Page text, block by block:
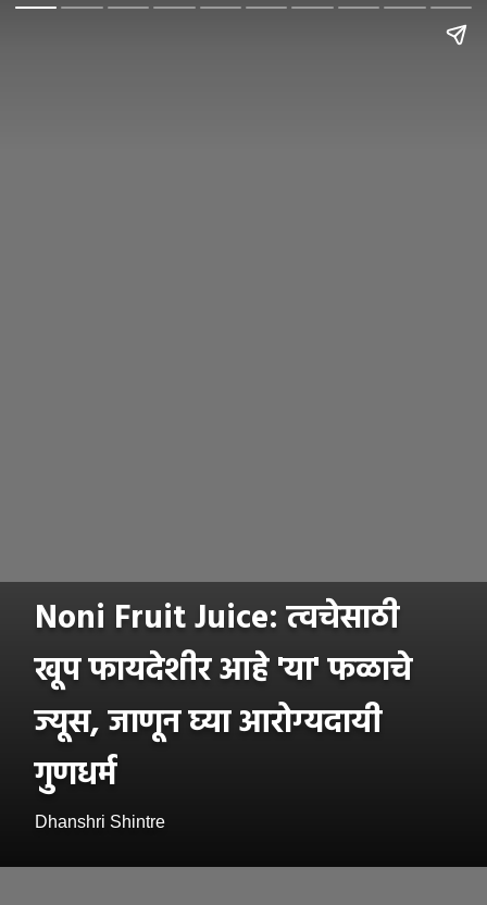
Noni Fruit Juice: त्वचेसाठी
खूप फायदेशीर आहे 'या' फळाचे
ज्यूस, जाणून घ्या आरोग्यदायी
गुणधर्म
Dhanshri Shintre